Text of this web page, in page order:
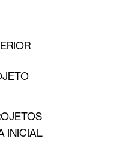
INICIAL